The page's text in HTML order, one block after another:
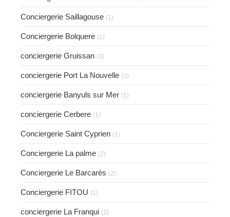
Conciergerie Saillagouse (1)
Conciergerie Bolquere (1)
conciergerie Gruissan (3)
conciergerie Port La Nouvelle (3)
conciergerie Banyuls sur Mer (1)
conciergerie Cerbere (1)
Conciergerie Saint Cyprien (1)
Conciergerie La palme (2)
Conciergerie Le Barcarès (2)
Conciergerie FITOU (1)
conciergerie La Franqui (2)